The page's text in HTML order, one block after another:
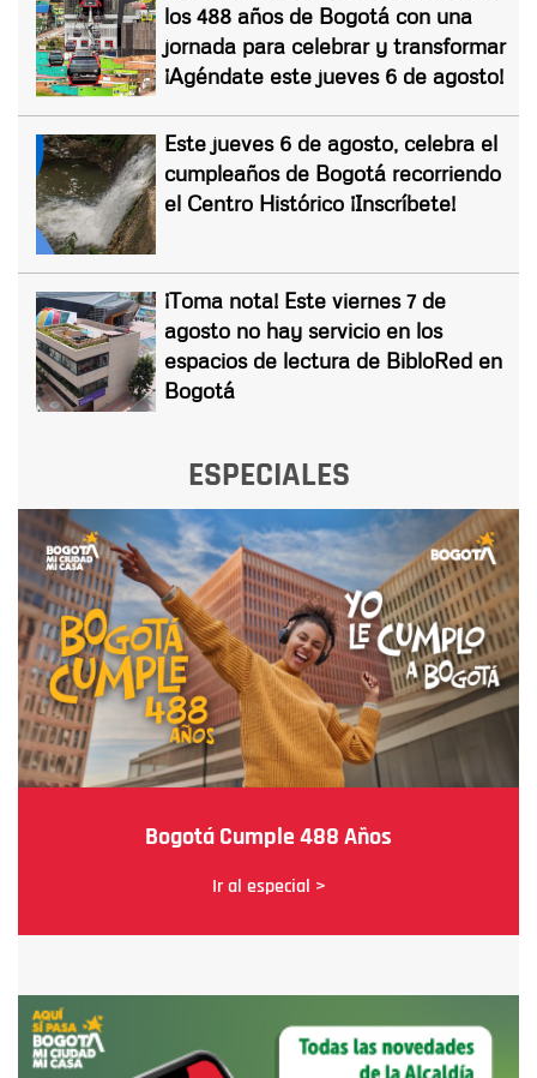
los 488 años de Bogotá con una
jornada para celebrar y transformar
¡Agéndate este jueves 6 de agosto!
Este jueves 6 de agosto, celebra el
cumpleaños de Bogotá recorriendo
el Centro Histórico ¡Inscríbete!
¡Toma nota! Este viernes 7 de
agosto no hay servicio en los
espacios de lectura de BibloRed en
Bogotá
ESPECIALES
Bogotá Cumple 488 Años
Ir al especial >